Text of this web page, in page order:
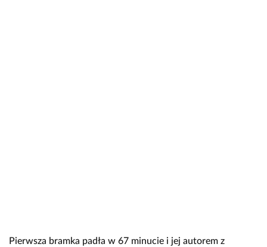
Pierwsza bramka padła w 67 minucie i jej autorem z